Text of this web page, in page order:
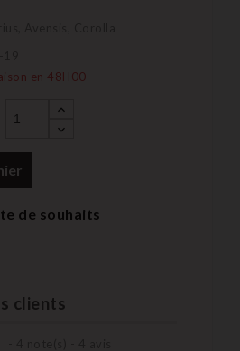
en 48H00
de souhaits
clients